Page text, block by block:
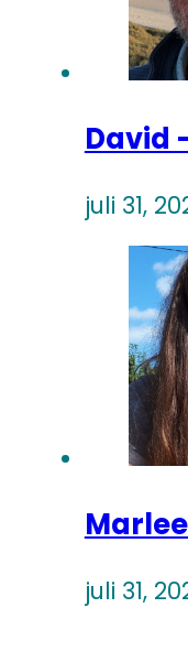
David
juli 31,
juli 31,